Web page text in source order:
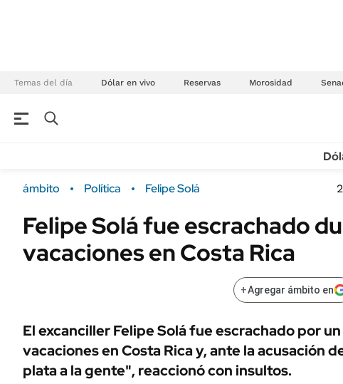
Temas del día Dólar en vivo Reservas Morosidad
Campo
FINANZAS
ÁMBITO DEBATE
MEDIAKIT AMBITO DEBATE
Sustentabilidad
POLÍTICA
URUGUAY
ámbito Política Felipe Solá
Felipe Solá fue escrachado
vacaciones en Costa Rica
+Agregar ámbito en
El excanciller Felipe Solá fue escrachado por
vacaciones en Costa Rica y, ante la acusación
plata a la gente", reaccionó con insultos.